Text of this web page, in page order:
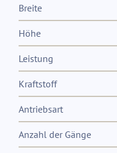
Breite
Höhe
Leistung
Kraftstoff
Antriebsart
Anzahl der Gänge